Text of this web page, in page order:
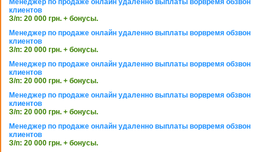
клиентов
З/п: 20 000 грн. + бонусы.
Менеджер по продаже онлайн удаленно выплаты ворвремя обзвон
клиентов
З/п: 20 000 грн. + бонусы.
Менеджер по продаже онлайн удаленно выплаты ворвремя обзвон
клиентов
З/п: 20 000 грн. + бонусы.
Менеджер по продаже онлайн удаленно выплаты ворвремя обзвон
клиентов
З/п: 20 000 грн. + бонусы.
Менеджер по продаже онлайн удаленно выплаты ворвремя обзвон
клиентов
З/п: 20 000 грн. + бонусы.